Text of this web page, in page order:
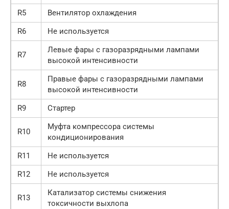
R5
Вентилятор охлаждения
R6
Не используется
R7
Левые фары с газоразрядными лампами
высокой интенсивности
R8
Правые фары с газоразрядными лампами
высокой интенсивности
R9
Стартер
R10
Муфта компрессора системы
кондиционирования
R11
Не используется
R12
Не используется
R13
Катализатор системы снижения
токсичности выхлопа